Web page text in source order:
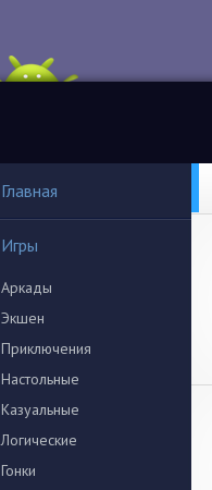
Главная
Игры
Аркады
Экшен
Приключения
Настольные
Казуальные
Логические
Гонки